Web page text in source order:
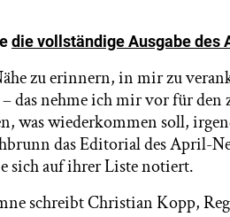
die vollständige Ausgabe des
zu erinnern, in mir zu
das nehme ich mir vor für
was wiederkommen soll,
das Editorial des April-
sich auf ihrer Liste notiert.
schreibt Christian Kopp,